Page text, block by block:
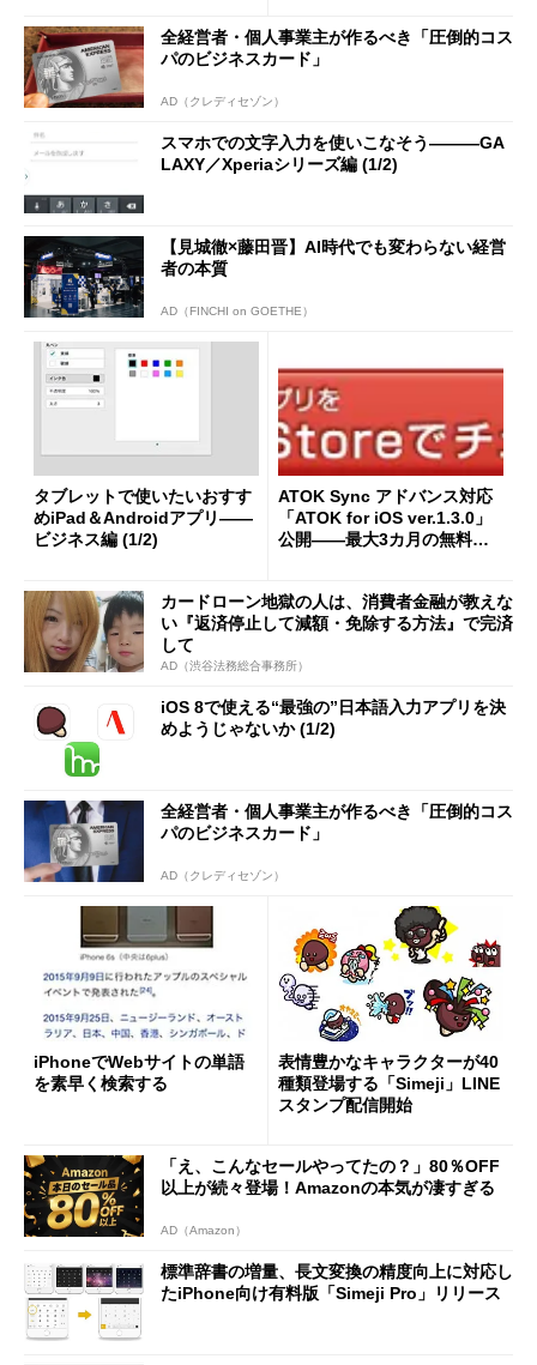
全経営者・個人事業主が作るべき「圧倒的コス
パのビジネスカード」
AD（クレディセゾン）
スマホでの文字入力を使いこなそう―――GA
LAXY／Xperiaシリーズ編 (1/2)
【見城徹×藤田晋】AI時代でも変わらない経営
者の本質
AD（FINCHI on GOETHE）
タブレットで使いたいおすす
めiPad＆Androidアプリ――
ビジネス編 (1/2)
ATOK Sync アドバンス対応
「ATOK for iOS ver.1.3.0」
公開――最大3カ月の無料キ
カードローン地獄の人は、消費者金融が教えな
い『返済停止して減額・免除する方法』で完済
して
AD（渋谷法務総合事務所）
iOS 8で使える“最強の”日本語入力アプリを決
めようじゃないか (1/2)
全経営者・個人事業主が作るべき「圧倒的コス
パのビジネスカード」
AD（クレディセゾン）
iPhoneでWebサイトの単語
を素早く検索する
表情豊かなキャラクターが40
種類登場する「Simeji」LINE
スタンプ配信開始
「え、こんなセールやってたの？」80％OFF
以上が続々登場！Amazonの本気が凄すぎる
AD（Amazon）
標準辞書の増量、長文変換の精度向上に対応し
たiPhone向け有料版「Simeji Pro」リリース